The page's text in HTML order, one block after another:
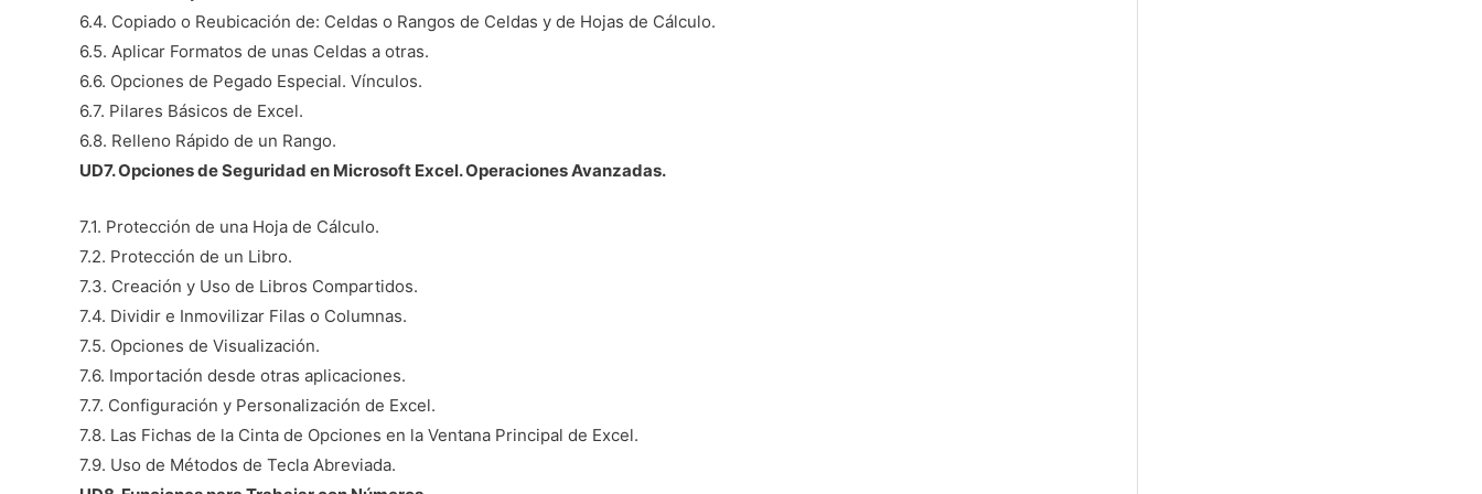
6.4. Copiado o Reubicación de: Celdas o Rangos de Celdas y de Hojas de Cálculo.
6.5. Aplicar Formatos de unas Celdas a otras.
6.6. Opciones de Pegado Especial. Vínculos.
6.7. Pilares Básicos de Excel.
6.8. Relleno Rápido de un Rango.
UD7. Opciones de Seguridad en Microsoft Excel. Operaciones Avanzadas.
7.1. Protección de una Hoja de Cálculo.
7.2. Protección de un Libro.
7.3. Creación y Uso de Libros Compartidos.
7.4. Dividir e Inmovilizar Filas o Columnas.
7.5. Opciones de Visualización.
7.6. Importación desde otras aplicaciones.
7.7. Configuración y Personalización de Excel.
7.8. Las Fichas de la Cinta de Opciones en la Ventana Principal de Excel.
7.9. Uso de Métodos de Tecla Abreviada.